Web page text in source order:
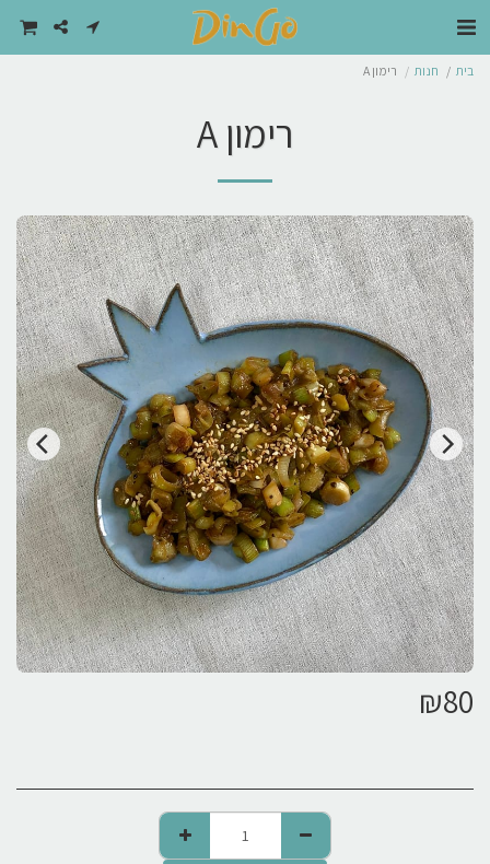
בית חנות רימון A
רימון A
₪80